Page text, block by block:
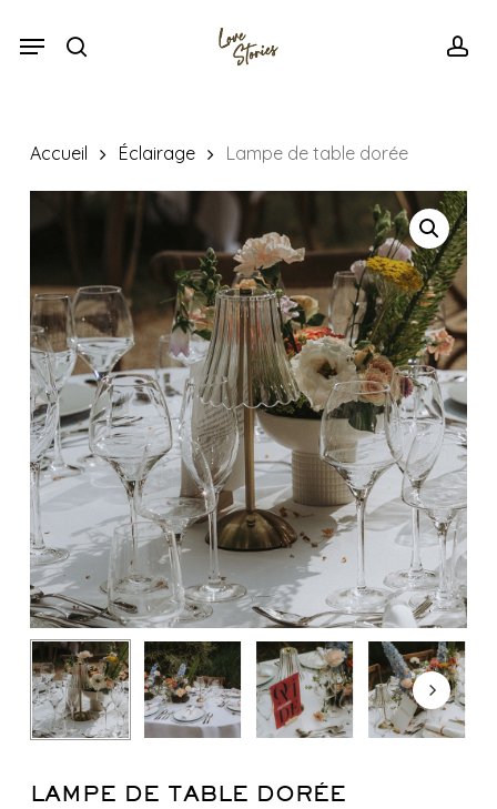
search
Menu
Accueil Éclairage Lampe de table dorée
LAMPE DE TABLE DORÉE